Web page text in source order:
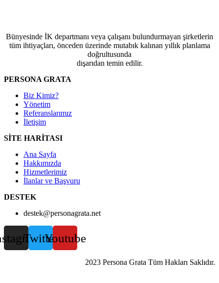
Bünyesinde İK departmanı veya çalışanı bulundurmayan şirketlerin
tüm ihtiyaçları, önceden üzerinde mutabık kalınan yıllık planlama
doğrultusunda
dışarıdan temin edilir.
PERSONA GRATA
Biz Kimiz?
Yönetim
Referanslarımız
İletişim
SİTE HARİTASI
Ana Sayfa
Hakkımızda
Hizmetlerimiz
İlanlar ve Başvuru
DESTEK
destek@personagrata.net
TwitterYoutube
2023 Persona Grata Tüm Hakları Saklıdır.